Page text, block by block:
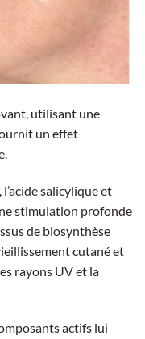
utilisant une
un effet
salicylique et
stimulation profonde
de biosynthèse
cutané et
rayons UV et la
actifs lui